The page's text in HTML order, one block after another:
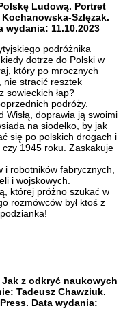
Ludową. Portret
Szlęzak.
wydania: 11.10.2023
podróżnika
dotrze do Polski w
który po mrocznych
nie stracić resztek
sowieckich łap?
podróży.
Wisłą, doprawia ją swoimi
na siodełko, by jak
się po polskich drogach i
czy 1945 roku. Zaskakuje
i robotników fabrycznych,
i wojskowych.
której próżno szukać w
rozmówców był ktoś z
z odkryć naukowych
Tadeusz Chawziuk.
Data wydania: